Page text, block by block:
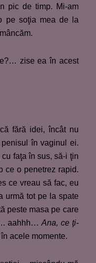
pic de timp. Mi-am
pe soţia mea de la
zise ea în acest
fără idei, încât nu
în vaginul ei.
faţa în sus, să-i ţin
ce o penetrez rapid.
ce vreau să fac, eu
urmă tot pe la spate
peste masa pe care
aahhh…Ana, ce ţi-
acele momente.